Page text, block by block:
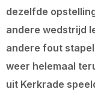
dezelfde
andere wedstrijd
andere fout
weer helemaal
uit Kerkrade